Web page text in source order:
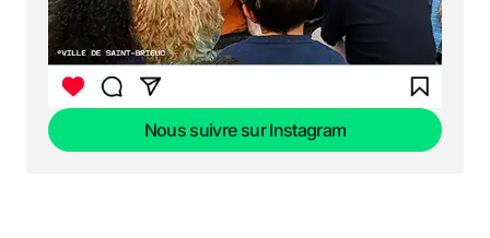
Nous suivre sur Instagram